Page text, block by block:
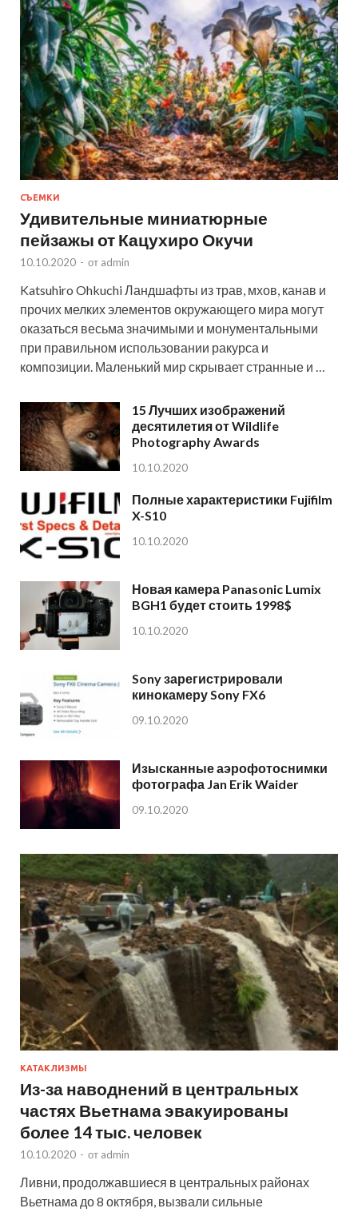
СЪЕМКИ
Удивительные миниатюрные
пейзажы от Кацухиро Окучи
10.10.2020 - от admin
Katsuhiro Ohkuchi Ландшафты из трав, мхов, канав и
прочих мелких элементов окружающего мира могут
оказаться весьма значимыми и монументальными
при правильном использовании ракурса и
композиции. Маленький мир скрывает странные и …
15 Лучших изображений
десятилетия от Wildlife
Photography Awards
10.10.2020
Полные характеристики Fujifilm
X-S10
10.10.2020
Новая камера Panasonic Lumix
BGH1 будет стоить 1998$
10.10.2020
Sony зарегистрировали
кинокамеру Sony FX6
09.10.2020
Изысканные аэрофотоснимки
фотографа Jan Erik Waider
09.10.2020
КАТАКЛИЗМЫ
Из-за наводнений в центральных
частях Вьетнама эвакуированы
более 14 тыс. человек
10.10.2020 - от admin
Ливни, продолжавшиеся в центральных районах
Вьетнама до 8 октября, вызвали сильные